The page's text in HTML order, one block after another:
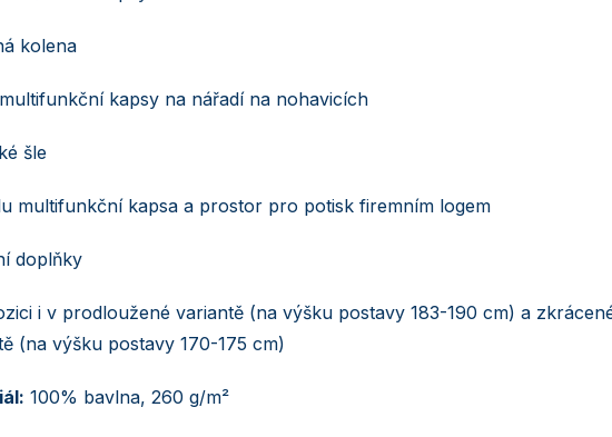
kolena
kapsy na nářadí na nohavicích
šle
multifunkční kapsa a prostor pro potisk firemním logem
doplňky
i v prodloužené variantě (na výšku postavy 183-190 cm) a
(na výšku postavy 170-175 cm)
100% bavlna, 260 g/m²